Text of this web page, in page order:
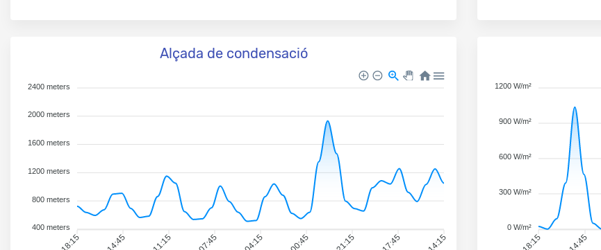
Alçada de condensació
2400 meters
2000 meters
1600 meters
1200 meters
800 meters
400 meters
1200 W/m²
900 W/m²
600 W/m²
300 W/m²
0 W/m²